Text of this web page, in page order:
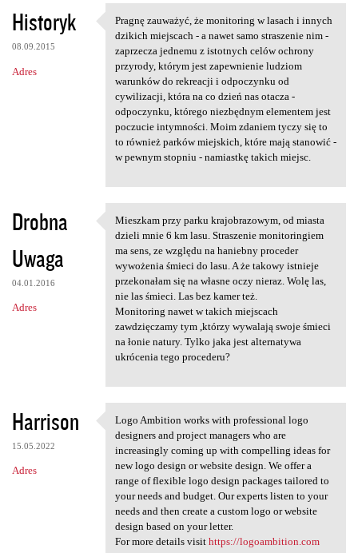
K
o
m
e
e
Historyk
08.09.2015
Adres
Pragnę zauważyć, że
Pragnę zauważyć, że monitoring w lasach i innych
dzikich miejscach - a nawet samo straszenie nim -
zaprzecza jednemu z istotnych celów ochrony
przyrody, którym jest zapewnienie ludziom
warunków do rekreacji i odpoczynku od
cywilizacji, która na co dzień nas otacza -
odpoczynku, którego niezbędnym elementem jest
poczucie intymności. Moim zdaniem tyczy się to
to również parków miejskich, które mają stanowić -
w pewnym stopniu - namiastkę takich miejsc.
Drobna
Uwaga
04.01.2016
Adres
Mieszkam przy parku
Mieszkam przy parku krajobrazowym, od miasta
dzieli mnie 6 km lasu. Straszenie monitoringiem
ma sens, ze względu na haniebny proceder
wywożenia śmieci do lasu. A że takowy istnieje
przekonałam się na własne oczy nieraz. Wolę las,
nie las śmieci. Las bez kamer też.
Monitoring nawet w takich miejscach
zawdzięczamy tym ,którzy wywalają swoje śmieci
na łonie natury. Tylko jaka jest alternatywa
ukrócenia tego procederu?
Harrison
15.05.2022
Adres
Logo Ambition works with
Logo Ambition works with professional logo
designers and project managers who are
increasingly coming up with compelling ideas for
new logo design or website design. We offer a
range of flexible logo design packages tailored to
your needs and budget. Our experts listen to your
needs and then create a custom logo or website
design based on your letter.
For more details visit https://logoambition.com